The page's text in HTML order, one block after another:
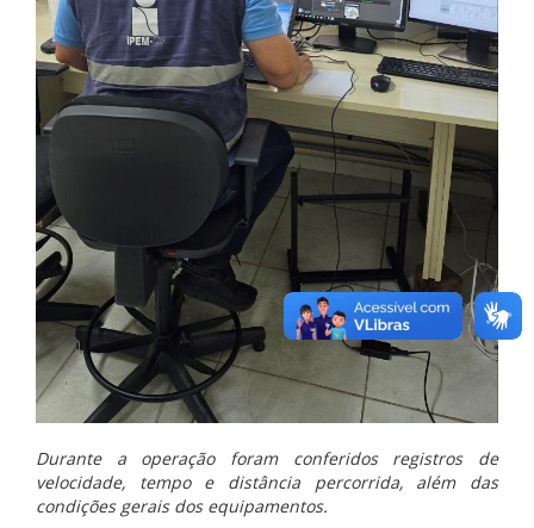
Durante a operação foram conferidos registros de
velocidade, tempo e distância percorrida, além das
condições gerais dos equipamentos.